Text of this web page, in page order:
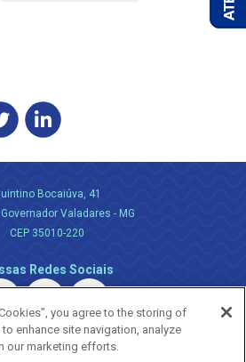
Bocaiúva, 41
Valadares - MG
CEP 35010-220
Redes Sociais
you agree to the storing of
enhance site navigation, analyze
our marketing efforts.